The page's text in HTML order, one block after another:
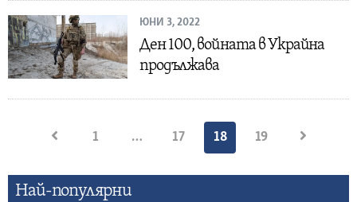
ЮНИ 3, 2022
Ден 100, войната в Украйна
продължава
Разделяне
на
публикациите
1 … 17 18 19
Най-популярни